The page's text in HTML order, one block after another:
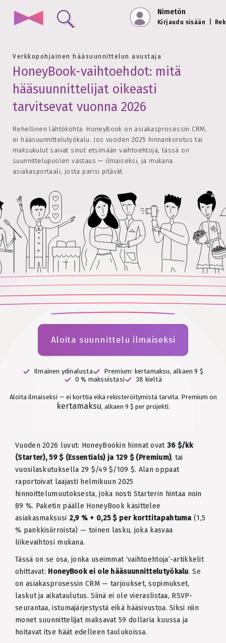
Nimetön
Kirjaudu sisään
Verkkopohjainen hääsuunnittelun avustaja
HoneyBook-vaihtoehdot: mitä
hääsuunnittelijat oikeasti
tarvitsevat vuonna 2026
Rehellinen lähtökohta: HoneyBook on asiakasprosessin CRM,
ei hääsuunnittelutyökalu. Jos vuoden 2025 hinnankorotus tai
maksukulut saivat sinut etsimään vaihtoehtoja, tässä on
suunnittelupuolen vastaus — ilmaiseksi, ja mukana
asiakasportaali, josta parisi pitävät.
Aloita suunnittelu ilmaiseksi
Ilmainen ydinalusta
Premium: kertamaksu, alkaen 9 $
0 % maksuistasi
38 kieltä
Aloita ilmaiseksi — ei korttia eikä rekisteröitymistä tarvita. Premium on
kertamaksu, alkaen 9 $ per projekti.
Vuoden 2026 luvut: HoneyBookin hinnat ovat 36 $/kk
(Starter), 59 $ (Essentials) ja 129 $ (Premium), tai
vuosilaskutuksella 29 $/49 $/109 $. Alan oppaat
raportoivat laajasti helmikuun 2025
hinnoittelumuutoksesta, joka nosti Starterin hintaa noin
89 %. Paketin päälle HoneyBook käsittelee
asiakasmaksusi 2,9 % + 0,25 $ per korttitapahtuma (1,5
% pankkisiirroista) — toinen lasku, joka kasvaa
liikevaihtosi mukana.
Tässä on se osa, jonka useimmat ‘vaihtoehtoja’-artikkelit
ohittavat: HoneyBook ei ole hääsuunnittelutyökalu. Se
on asiakasprosessin CRM — tarjoukset, sopimukset,
laskut ja aikataulutus. Siinä ei ole vieraslistaa, RSVP-
seurantaa, istumajärjestystä eikä hääsivustoa. Siksi niin
monet suunnittelijat maksavat 59 dollaria kuussa ja
hoitavat itse häät edelleen taulukoissa.